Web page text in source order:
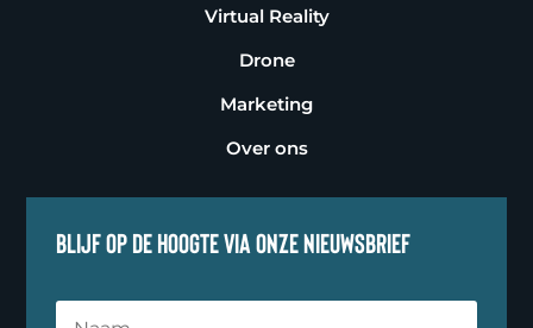
Virtual Reality
Drone
Marketing
Over ons
Blijf op de hoogte via onze nieuwsbrief